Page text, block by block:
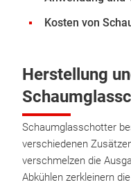
Kosten von
Herstellung
Schaumglasschotter
verschiedenen
verschmelzen die
Abkühlen zerkleinern